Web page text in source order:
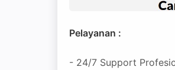
Pelayanan :
- 24/7 Support